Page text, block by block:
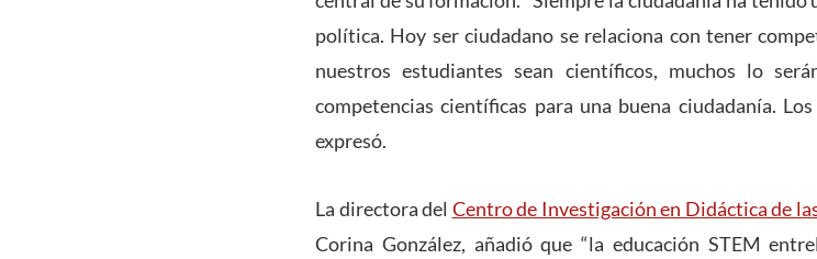
política. Hoy ser ciudadano se relaciona con tener
nuestros estudiantes sean científicos, muchos lo
competencias científicas para una buena ciudadanía.
expresó.
La directora del Centro de Investigación en Didáctica de
Corina González, añadió que “la educación STEM